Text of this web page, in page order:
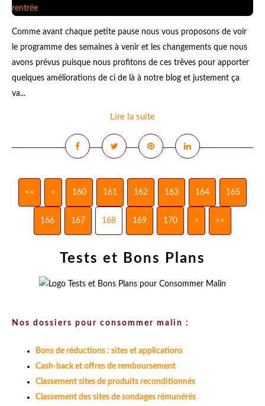
Comme avant chaque petite pause nous vous proposons de voir
le programme des semaines à venir et les changements que nous
avons prévus puisque nous profitons de ces trêves pour apporter
quelques améliorations de ci de là à notre blog et justement ça
va...
Lire la suite
<< < 100
110
120
130
140
150
160 161 162 163 164 165
166 167 168 169 170 180
190
200
> >>
Tests et Bons Plans
Nos dossiers pour consommer malin :
Bons de réductions : sites et applications
Cash-back et offres de remboursement
Classement sites de produits reconditionnés
Classement des sites de sondages rémunérés